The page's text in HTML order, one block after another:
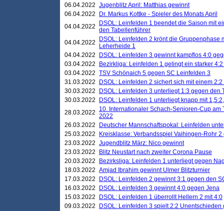
06.04.2022 Jugenblitz April: Matthias gewinnt
06.04.2022
Dr. Markus Kottke - Spieler des Monats April
04.04.2022
DSOL: Leinfelden 1 beendet die Saison mit
den Tabellenführer
04.04.2022
DSOL: Leinfelden 2 krönt die Gruppenphase
Leherheide 1
04.04.2022
DSOL: Leinfelden 3 gewinnt kampflos 4:0
03.04.2022
Bezirkliga: Leinfelden 1 gelingt ein starker
03.04.2022 TSV Schönaich 5 gegen SC Leinfelden 3
31.03.2022
DSOL: Leinfelden 2 sichert sich mit einem
30.03.2022
DSOL: Leinfelden 3 unterliegt 1:3 gegen den
30.03.2022
DSOL: Leinfelden 1 unterliegt knapp mit
28.03.2022
10. Internationaler Schach-Senioren-Cup am
2022
26.03.2022
Deutscher Mannschaftspokal: Leinfelden
25.03.2022
Kreisklasse: Verbandsspiel Vaihingen-Rohr
23.03.2022 Jugendblitz März: Nico gewinnt
23.03.2022
Blitz Neustart nach zweiter Corona Pause
20.03.2022
Bezirksliga: Leinfelden 1 unterliegt gegen
18.03.2022 Amjad Ibrahim gewinnt Ulmer Blitzturnier
17.03.2022
DSOL: Leinfelden 2 gewinnt 3:1 gegen den
16.03.2022
DSOL: Leinfelden 3 gewinnt 4:0 gegen Jena
15.03.2022
DSOL: Leinfelden 1 überrollt Hellern 2 mit 4:0
09.03.2022
DSOL: Leinfelden 3 spielt 2:2 Unentschieden